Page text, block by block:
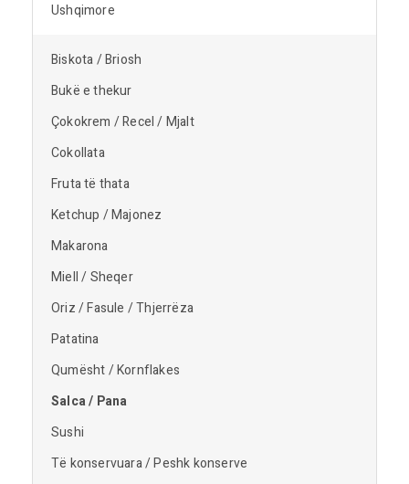
Ushqimore
Biskota / Briosh
Bukë e thekur
Çokokrem / Recel / Mjalt
Cokollata
Fruta të thata
Ketchup / Majonez
Makarona
Miell / Sheqer
Oriz / Fasule / Thjerrëza
Patatina
Qumësht / Kornflakes
Salca / Pana
Sushi
Të konservuara / Peshk konserve